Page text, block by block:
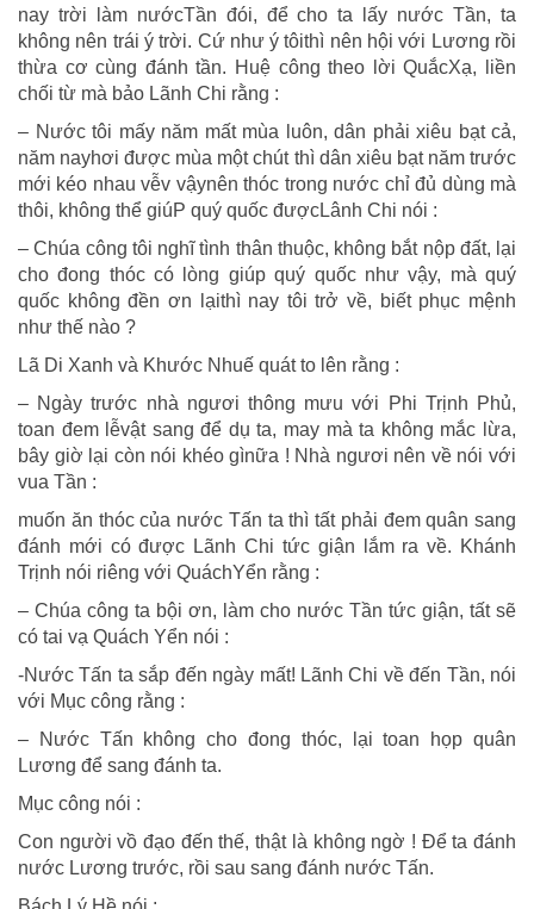
nay trời làm nướcTần đói, để cho ta lấy nước Tần, ta
không nên trái ý trời. Cứ như ý tôithì nên hội với Lương rồi
thừa cơ cùng đánh tần. Huệ công theo lời QuắcXạ, liền
chối từ mà bảo Lãnh Chi rằng :
– Nước tôi mấy năm mất mùa luôn, dân phải xiêu bạt cả,
năm nayhơi được mùa một chút thì dân xiêu bạt năm trước
mới kéo nhau vễv vậynên thóc trong nước chỉ đủ dùng mà
thôi, không thể giúP quý quốc đượcLânh Chi nói :
– Chúa công tôi nghĩ tình thân thuộc, không bắt nộp đất, lại
cho đong thóc có lòng giúp quý quốc như vậy, mà quý
quốc không đền ơn lạithì nay tôi trở về, biết phục mệnh
như thế nào ?
Lã Di Xanh và Khước Nhuế quát to lên rằng :
– Ngày trước nhà ngươi thông mưu với Phi Trịnh Phủ,
toan đem lễvật sang để dụ ta, may mà ta không mắc lừa,
bây giờ lại còn nói khéo gìnữa ! Nhà ngươi nên về nói với
vua Tần :
muốn ăn thóc của nước Tấn ta thì tất phải đem quân sang
đánh mới có được Lãnh Chi tức giận lắm ra về. Khánh
Trịnh nói riêng với QuáchYển rằng :
– Chúa công ta bội ơn, làm cho nước Tần tức giận, tất sẽ
có tai vạ Quách Yển nói :
-Nước Tấn ta sắp đến ngày mất! Lãnh Chi về đến Tần, nói
với Mục công rằng :
– Nước Tấn không cho đong thóc, lại toan họp quân
Lương để sang đánh ta.
Mục công nói :
Con người vồ đạo đến thế, thật là không ngờ ! Để ta đánh
nước Lương trước, rồi sau sang đánh nước Tấn.